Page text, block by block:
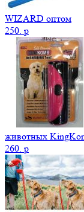
WIZARD оптом
250. p
животных
260. p